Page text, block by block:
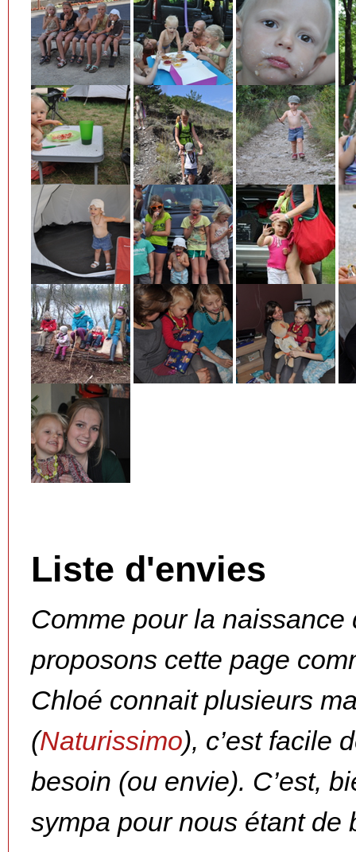
Liste d'envies
Comme pour la naissance
proposons cette page
Chloé connait plusieurs
(Naturissimo), c’est facile
besoin (ou envie). C’est,
sympa pour nous étant de